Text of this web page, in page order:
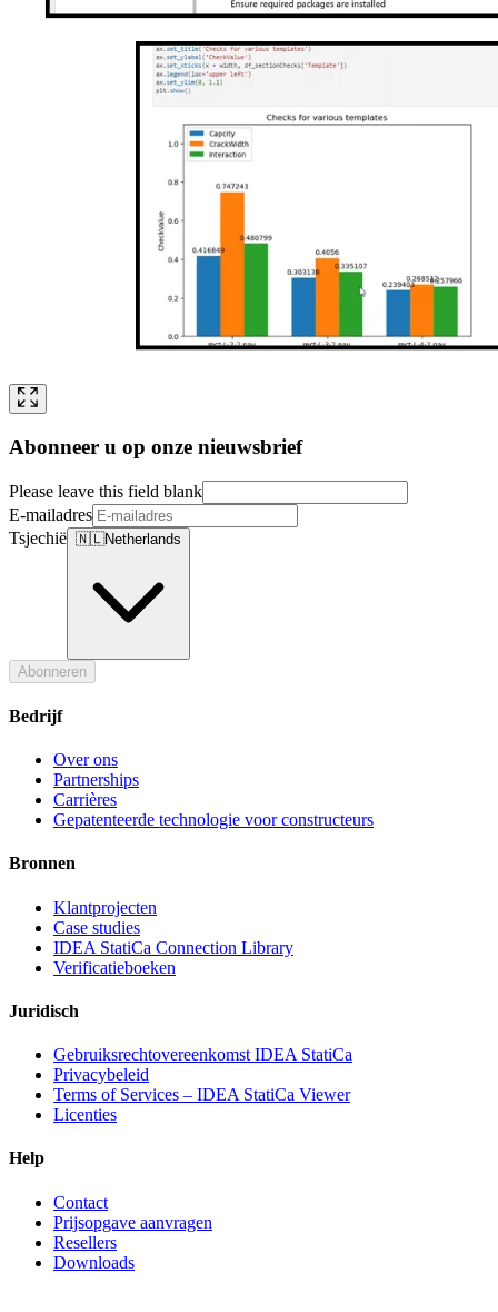
Abonneer u op onze nieuwsbrief
Please leave this field blank
E-mailadres
Tsjechië 🇳🇱Netherlands
Abonneren
Bedrijf
Over ons
Partnerships
Carrières
Gepatenteerde technologie voor constructeurs
Bronnen
Klantprojecten
Case studies
IDEA StatiCa Connection Library
Verificatieboeken
Juridisch
Gebruiksrechtovereenkomst IDEA StatiCa
Privacybeleid
Terms of Services – IDEA StatiCa Viewer
Licenties
Help
Contact
Prijsopgave aanvragen
Resellers
Downloads